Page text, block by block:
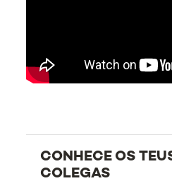
CONHECE OS
COLEGAS